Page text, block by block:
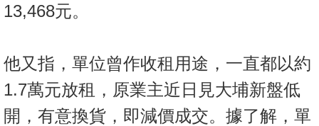
關
們
13,468元。
他又指，單位曾作收租用途，一直都以約
1.7萬元放租，原業主近日見大埔新盤低
開，有意換貨，即減價成交。據了解，單